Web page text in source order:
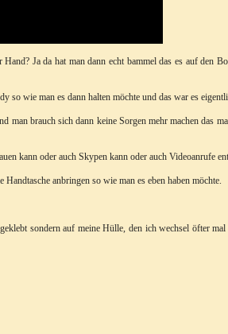
Ja da hat man dann echt bammel das es auf den
so wie man es dann halten möchte und das war es
man brauch sich dann keine Sorgen mehr machen das
kann oder auch Skypen kann oder auch Videoanrufe
anbringen so wie man es eben haben möchte.
sondern auf meine Hülle, den ich wechsel öfter